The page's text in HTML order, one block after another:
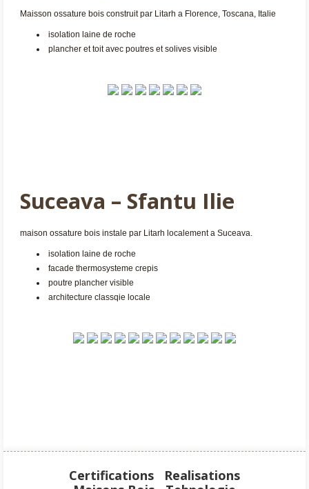
Maisson ossature bois construit par Litarh a Florence, Toscana, Italie
isolation laine de roche
plancher et toit avec poutres et solives visible
Suceava – Sfantu Ilie
maison ossature bois instale par Litarh localement a Suceava.
isolation laine de roche
facade thermosysteme crepis
poutre plancher visible
architecture classqie locale
Certifications
Realisations